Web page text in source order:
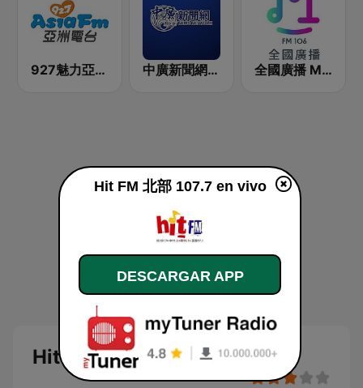
927魅力亞洲 Asia FM 亞洲電台 中廣新聞網 BCC News Radio 全國廣播 MRadio
Hit FM 北部 107.7
Hit FM 北部 107.7 en vivo
DESCARGAR APP